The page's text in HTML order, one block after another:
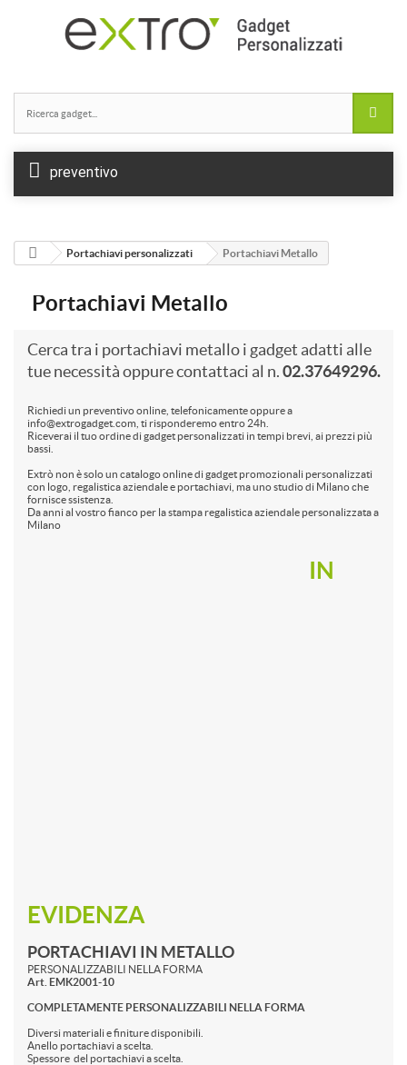
preventivo
Portachiavi personalizzati Portachiavi Metallo
Portachiavi Metallo
Cerca tra i portachiavi metallo i gadget adatti alle
tue necessità oppure contattaci al n.02.37649296.
Richiedi un preventivo online, telefonicamente oppure a
info@extrogadget.com, ti risponderemo entro 24h.
Riceverai il tuo ordine di gadget personalizzati in tempi brevi, ai prezzi più
bassi.
Extrò non è solo un catalogo online di gadget promozionali personalizzati
con logo, regalistica aziendale e portachiavi, ma uno studio di Milano che
fornisce ssistenza.
Da anni al vostro fianco per la stampa regalistica aziendale personalizzata a
Milano
IN
EVIDENZA
PORTACHIAVI IN METALLO
PERSONALIZZABILI NELLA FORMA
Art. EMK2001-10
COMPLETAMENTE PERSONALIZZABILI NELLA FORMA
Diversi materiali e finiture disponibili.
Anello portachiavi a scelta.
Spessore del portachiavi a scelta.